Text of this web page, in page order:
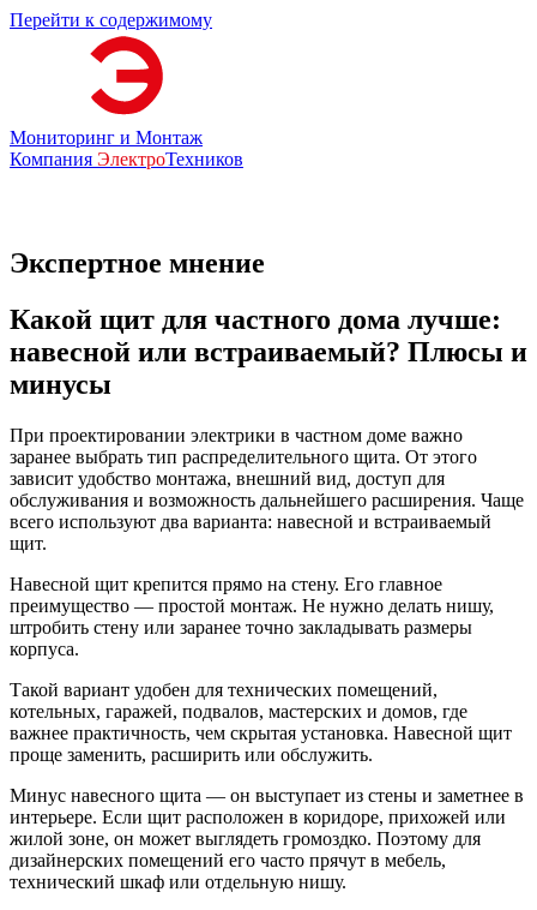
Перейти к содержимому
Мониторинг и Монтаж
Компания ЭлектроТехников
Экспертное мнение
Какой щит для частного дома лучше:
навесной или встраиваемый? Плюсы и
минусы
При проектировании электрики в частном доме важно
заранее выбрать тип распределительного щита. От этого
зависит удобство монтажа, внешний вид, доступ для
обслуживания и возможность дальнейшего расширения. Чаще
всего используют два варианта: навесной и встраиваемый
щит.
Навесной щит крепится прямо на стену. Его главное
преимущество — простой монтаж. Не нужно делать нишу,
штробить стену или заранее точно закладывать размеры
корпуса.
Такой вариант удобен для технических помещений,
котельных, гаражей, подвалов, мастерских и домов, где
важнее практичность, чем скрытая установка. Навесной щит
проще заменить, расширить или обслужить.
Минус навесного щита — он выступает из стены и заметнее в
интерьере. Если щит расположен в коридоре, прихожей или
жилой зоне, он может выглядеть громоздко. Поэтому для
дизайнерских помещений его часто прячут в мебель,
технический шкаф или отдельную нишу.